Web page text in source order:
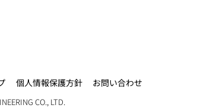
個人情報保護方針 お問い合わせ
CO., LTD.